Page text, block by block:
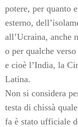
potere, per quanto
esterno,
all’Ucraina, anche
o per qualche
e cioè l’India, la
Latina.
Non si considera
testa di chissà
fa è stato ufficiale